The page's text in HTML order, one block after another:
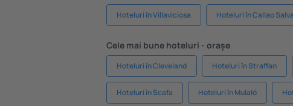
Hoteluri în Villaviciosa Hoteluri în Callao
Cele mai bune hoteluri - orașe
Hoteluri în Cleveland Hoteluri în Straffan
Hoteluri în Scafa Hoteluri în Mulaló